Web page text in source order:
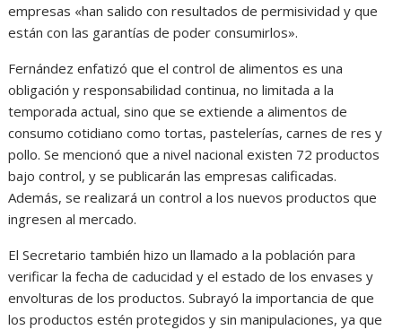
empresas «han salido con resultados de permisividad y que
están con las garantías de poder consumirlos».
Fernández enfatizó que el control de alimentos es una
obligación y responsabilidad continua, no limitada a la
temporada actual, sino que se extiende a alimentos de
consumo cotidiano como tortas, pastelerías, carnes de res y
pollo. Se mencionó que a nivel nacional existen 72 productos
bajo control, y se publicarán las empresas calificadas.
Además, se realizará un control a los nuevos productos que
ingresen al mercado.
El Secretario también hizo un llamado a la población para
verificar la fecha de caducidad y el estado de los envases y
envolturas de los productos. Subrayó la importancia de que
los productos estén protegidos y sin manipulaciones, ya que